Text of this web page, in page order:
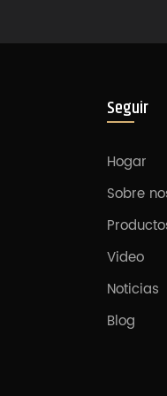
Seguir
Hogar
Sobre
Video
Noticias
Blog